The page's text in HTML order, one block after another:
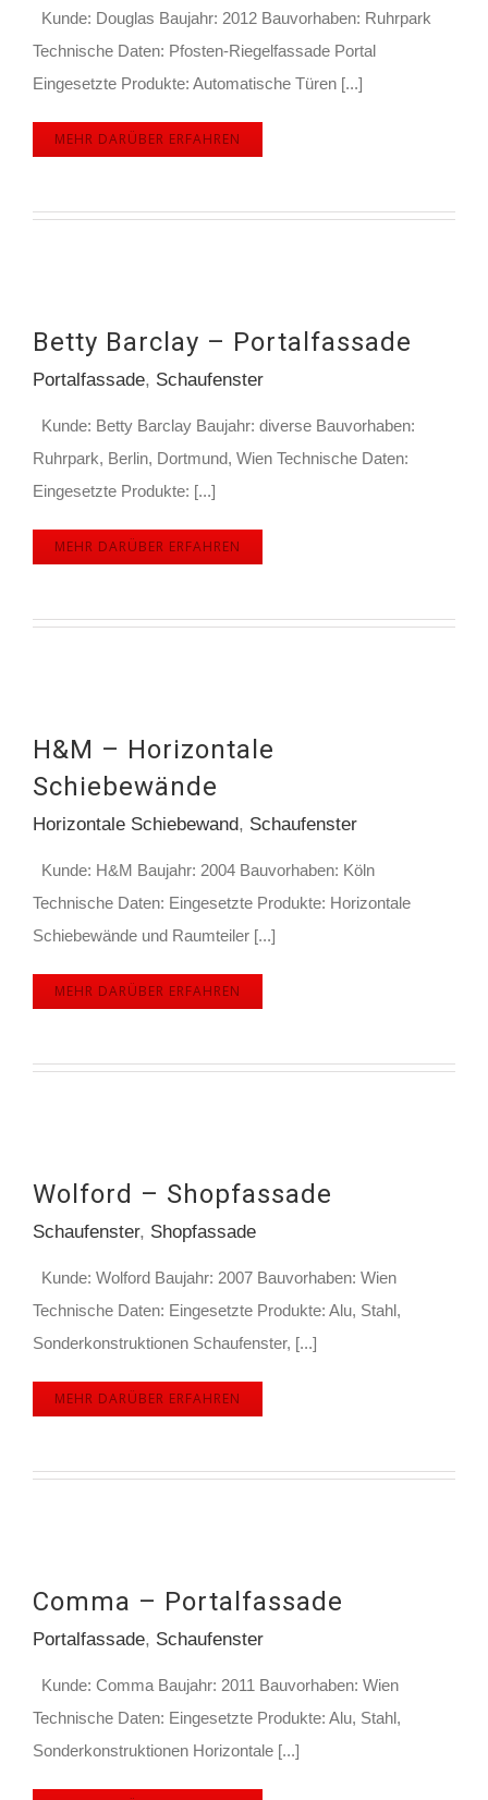
Kunde: Douglas Baujahr: 2012 Bauvorhaben: Ruhrpark
Technische Daten: Pfosten-Riegelfassade Portal
Eingesetzte Produkte: Automatische Türen [...]
MEHR DARÜBER ERFAHREN
Betty Barclay – Portalfassade
Portalfassade, Schaufenster
Kunde: Betty Barclay Baujahr: diverse Bauvorhaben:
Ruhrpark, Berlin, Dortmund, Wien Technische Daten:
Eingesetzte Produkte: [...]
MEHR DARÜBER ERFAHREN
H&M – Horizontale
Schiebewände
Horizontale Schiebewand, Schaufenster
Kunde: H&M Baujahr: 2004 Bauvorhaben: Köln
Technische Daten: Eingesetzte Produkte: Horizontale
Schiebewände und Raumteiler [...]
MEHR DARÜBER ERFAHREN
Wolford – Shopfassade
Schaufenster, Shopfassade
Kunde: Wolford Baujahr: 2007 Bauvorhaben: Wien
Technische Daten: Eingesetzte Produkte: Alu, Stahl,
Sonderkonstruktionen Schaufenster, [...]
MEHR DARÜBER ERFAHREN
Comma – Portalfassade
Portalfassade, Schaufenster
Kunde: Comma Baujahr: 2011 Bauvorhaben: Wien
Technische Daten: Eingesetzte Produkte: Alu, Stahl,
Sonderkonstruktionen Horizontale [...]